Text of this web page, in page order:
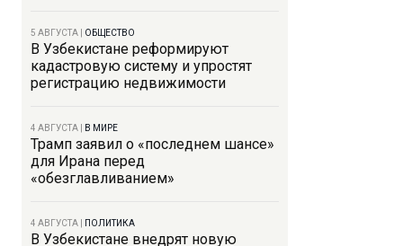
5 АВГУСТА ОБЩЕСТВО
В Узбекистане реформируют
кадастровую систему и упростят
регистрацию недвижимости
4 АВГУСТА В МИРЕ
Трамп заявил о «последнем шансе»
для Ирана перед
«обезглавливанием»
4 АВГУСТА ПОЛИТИКА
В Узбекистане внедрят новую